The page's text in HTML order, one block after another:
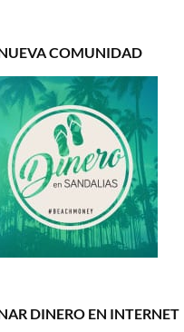
COMUNIDAD
DINERO EN INTERNET